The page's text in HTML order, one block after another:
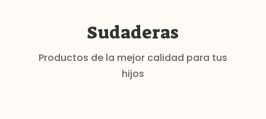
Sudaderas
Productos de la mejor calidad para tus
hijos